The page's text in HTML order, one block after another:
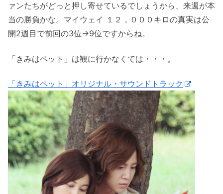
ァンたちがどっと押し寄せているでしょうから、来週が本
当の勝負かな。マイウェイ １２，０００キロの真実は公
開2週目で前回の3位→9位ですからね。
「きみはペット」は観に行かなくては・・・。
「きみはペット」オリジナル・サウンドトラック